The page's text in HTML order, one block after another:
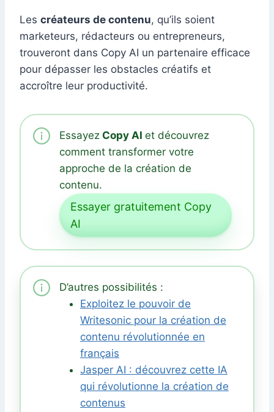
Les créateurs de contenu, qu’ils soient
marketeurs, rédacteurs ou entrepreneurs,
trouveront dans Copy AI un partenaire efficace
pour dépasser les obstacles créatifs et
accroître leur productivité.
Essayez Copy AI et découvrez
comment transformer votre
approche de la création de
contenu.
Essayer gratuitement Copy
AI
D’autres possibilités :
Exploitez le pouvoir de
Writesonic pour la création de
contenu révolutionnée en
français
Jasper AI : découvrez cette IA
qui révolutionne la création de
contenus